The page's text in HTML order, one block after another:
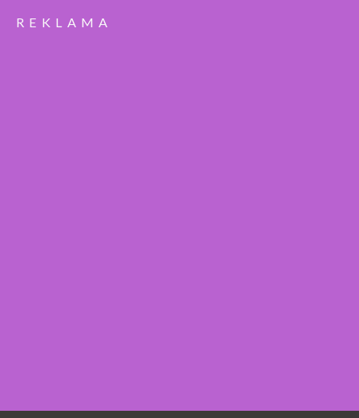
REKLAMA